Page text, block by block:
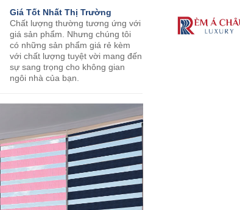
Giá Tốt Nhất Thị Trường
Chất lượng thường tương ứng với
giá sản phẩm. Nhưng chúng tôi
có những sản phẩm giá rẻ kèm
với chất lượng tuyệt vời mang đến
sự sang trọng cho không gian
ngôi nhà của bạn.